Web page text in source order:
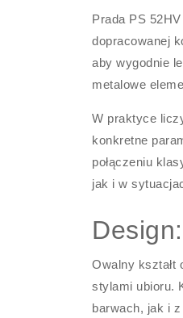
Prada PS
dopracowanej
aby wygodnie
metalowe
W praktyce
konkretne
połączeniu
jak i w
Owalny kształt
stylami ubioru.
barwach, jak i